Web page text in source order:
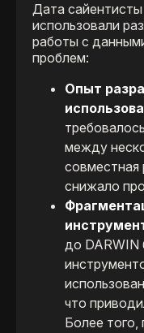
Дата
использовали
работы с
проблем:
Опыт
между
совместная
снижало
до DARWIN
что
Более того,